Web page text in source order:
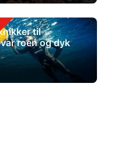
til
roen og dyk